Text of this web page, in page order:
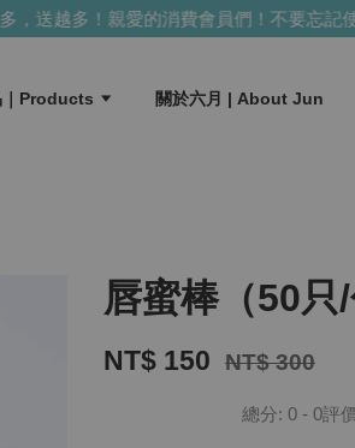
送越多！親愛的消費會員們！不要忘記使
｜Products 關於六月 | About Jun
唇蜜棒（50
NT$ 150 NT$ 300
總分: 0 - 0評